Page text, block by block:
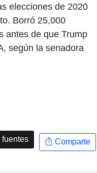
elecciones de 2020
Borró 25,000
antes de que Trump
según la senadora
Comparte